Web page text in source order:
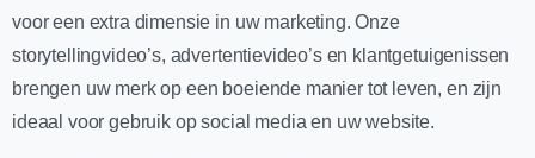
voor een extra dimensie in uw marketing. Onze
storytellingvideo’s, advertentievideo’s en klantgetuigenissen
brengen uw merk op een boeiende manier tot leven, en zijn
ideaal voor gebruik op social media en uw website.